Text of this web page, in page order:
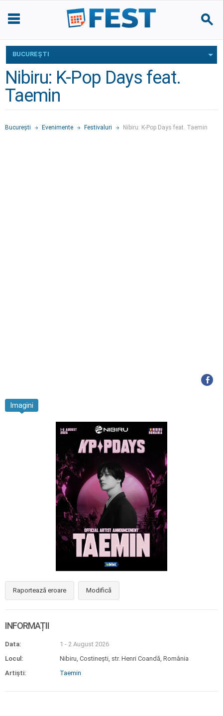
BUCUREŞTI
Nibiru: K-Pop Days feat.
Taemin
Bucureşti Evenimente Festivaluri Nibiru: K-Pop Days feat. Taemin
Imagini
Raportează eroare Modifică
INFORMAȚII
Data:
1 - 2 August 2026
Locul:
Nibiru, Costinești, str. Henri Coandă, România
Artiști:
Taemin